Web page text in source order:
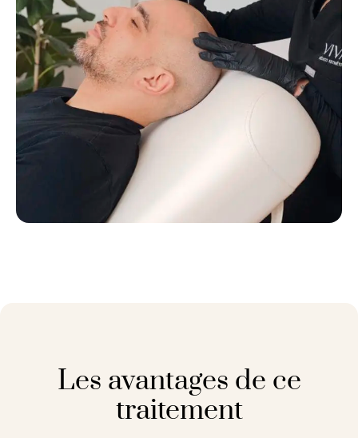
Les avantages de ce
traitement